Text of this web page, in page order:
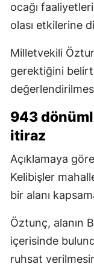
ocağı
olası etkilerine
Milletvekili
gerektiğini
943
itiraz
Açıklamaya
Kelibişler
bir alanı
Öztunç, alanın
içerisinde
ruhsat